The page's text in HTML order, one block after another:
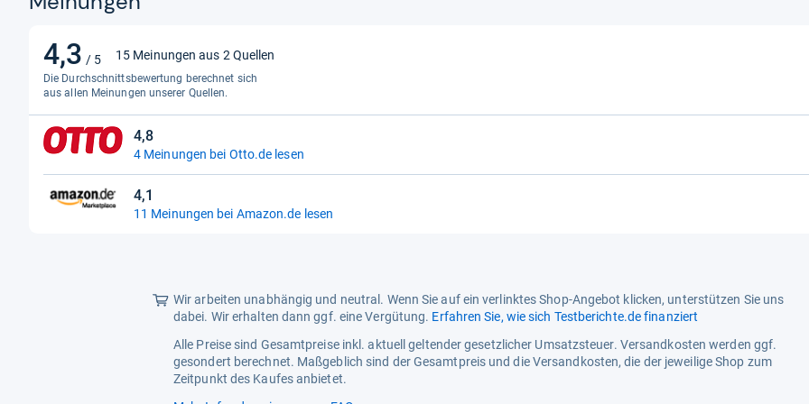
Herstellergarantie
Herstellungsjahr
Händigkeit
Individualisiert
Lünettenart
Wasserdichtigkeit
4,3 / 5
4,3
von
5
Sternen
15 Meinungen aus 2 Quellen
Die Durchschnittsbewertung berechnet sich
aus allen Meinungen unserer Quellen.
4,8
4,8
von
Sternen
4 Meinungen bei Otto.de lesen
4,1
4,1
von
11 Meinungen bei Amazon.de lesen
Wir arbeiten unabhängig und neutral. Wenn Sie auf ein verlinktes Shop-Angebot klicken, unterstützen Sie uns
dabei. Wir erhalten dann ggf. eine Vergütung. Erfahren Sie, wie sich Testberichte.de finanziert
Alle Preise sind Gesamtpreise inkl. aktuell geltender gesetzlicher Umsatzsteuer. Versandkosten werden ggf.
gesondert berechnet. Maßgeblich sind der Gesamtpreis und die Versandkosten, die der jeweilige Shop zum
Zeitpunkt des Kaufes anbietet.